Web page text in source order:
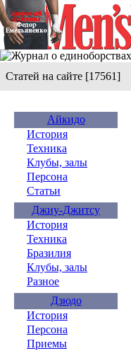
Статей на сайте [17561]
Айкидо
История
Техника
Клубы, залы
Персона
Статьи
Джиу-Джитсу
История
Техника
Бразилия
Клубы, залы
Разное
Дзюдо
История
Персона
Приемы